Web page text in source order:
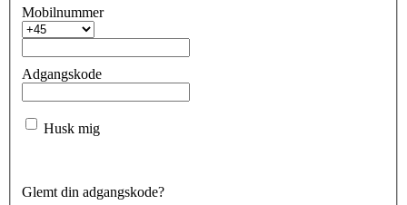
Mobilnummer
Adgangskode
Husk mig
Glemt din adgangskode?